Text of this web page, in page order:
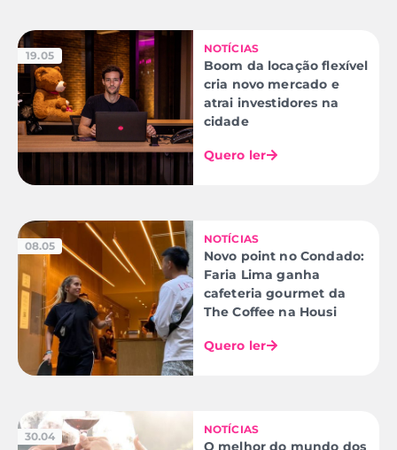
19.05
NOTÍCIAS
Boom da locação flexível
cria novo mercado e
atrai investidores na
cidade
Quero ler
08.05
NOTÍCIAS
Novo point no Condado:
Faria Lima ganha
cafeteria gourmet da
The Coffee na Housi
Quero ler
30.04
NOTÍCIAS
O melhor do mundo dos